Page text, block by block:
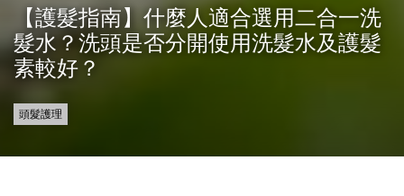
【護髮指南】什麼人適合選用二合一洗
髮水？洗頭是否分開使用洗髮水及護髮
素較好？
頭髮護理